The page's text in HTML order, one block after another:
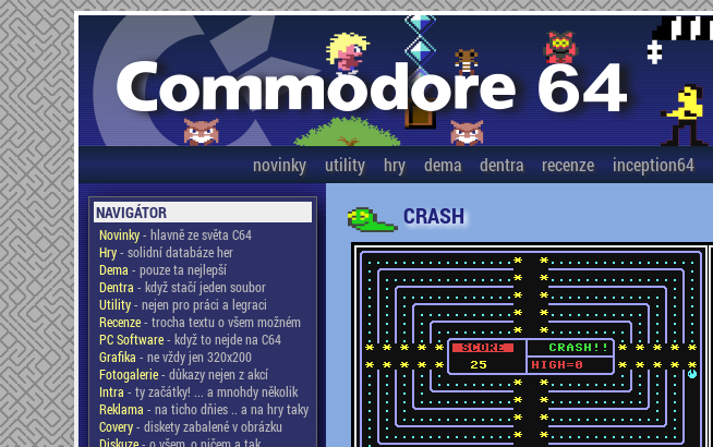
novinky utility hry dema dentra recenze inception64
NAVIGÁTOR
Novinky- hlavně ze světa C64
Hry- solidní databáze her
Dema - pouze ta nejlepší
Dentra - když stačí jeden soubor
Utility- nejen pro práci a legraci
Recenze- trocha textu o všem možném
PC Software- když to nejde na C64
Grafika - ne vždy jen 320x200
Fotogalerie- důkazy nejen z akcí
Intra - ty začátky! ... a mnohdy několik
Reklama - na ticho dňies .. a na hry taky
Covery- diskety zabalené v obrázku
CRASH